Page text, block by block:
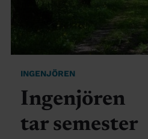
INGENJÖREN
Ingenjören
tar semester